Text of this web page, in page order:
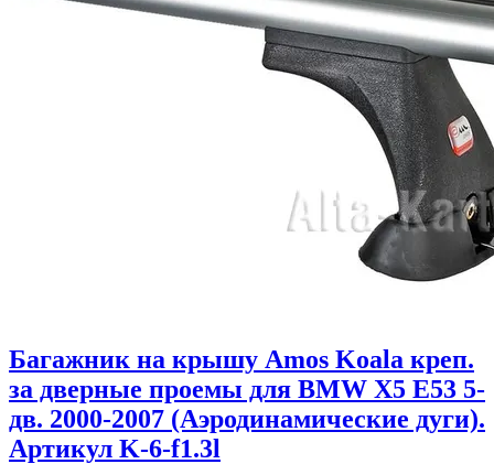
Багажник на крышу Amos Koala креп.
за дверные проемы для BMW X5 E53 5-
дв. 2000-2007 (Аэродинамические дуги).
Артикул K-6-f1.3l